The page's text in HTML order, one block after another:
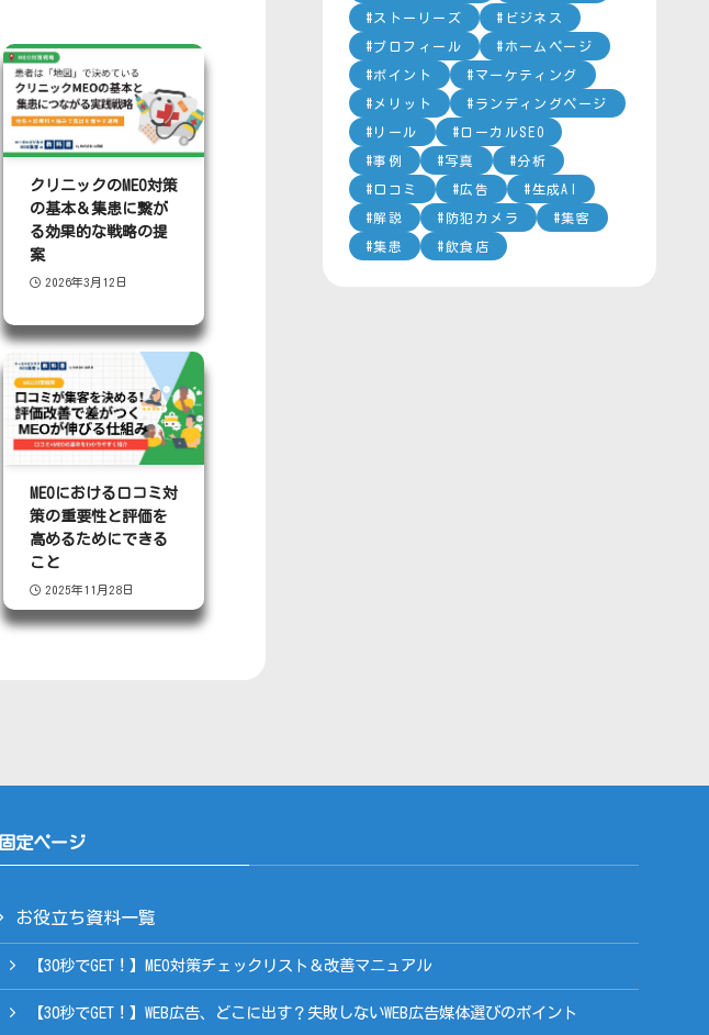
クリニックのMEO対策
の基本＆集患に繋が
る効果的な戦略の提
案
2026年3月12日
MEOにおける口コミ対
策の重要性と評価を
高めるためにできる
こと
2025年11月28日
ストーリーズ ビジネス
プロフィール ホームページ
ポイント マーケティング
メリット ランディングページ
リール ローカルSEO
事例 写真 分析
口コミ 広告 生成AI
解説 防犯カメラ 集客
集患 飲食店
固定ページ
お役立ち資料一覧
【30秒でGET！】MEO対策チェックリスト＆改善マニュアル
【30秒でGET！】WEB広告、どこに出す？失敗しないWEB広告媒体選びのポイント